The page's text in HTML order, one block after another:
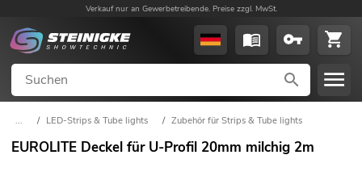
Verkauf nur an Gewerbetreibende. Preise zzgl. MwSt.
... / LED-Strips & Tube lights / Zubehör für Strips & Tube lights
EUROLITE Deckel für U-Profil 20mm milchig 2m